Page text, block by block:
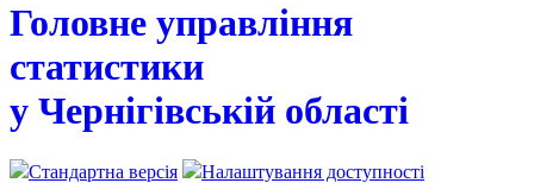
Головне управління
статистики
у Чернігівській області
Стандартна версія
Налаштування доступності